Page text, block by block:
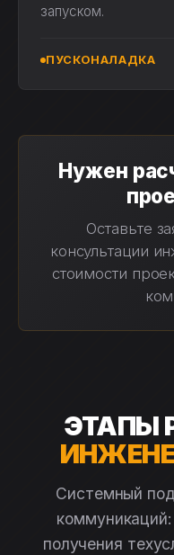
запуском.
ПУСКОНАЛАДКА
Нужен
Оставьте
консультации
стоимости
ЭТАПЫ
Системный
коммуникаций:
получения